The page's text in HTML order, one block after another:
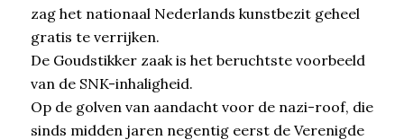
zag het nationaal Nederlands kunstbezit geheel
gratis te verrijken.
De Goudstikker zaak is het beruchtste voorbeeld
van de SNK-inhaligheid.
Op de golven van aandacht voor de nazi-roof, die
sinds midden jaren negentig eerst de Verenigde